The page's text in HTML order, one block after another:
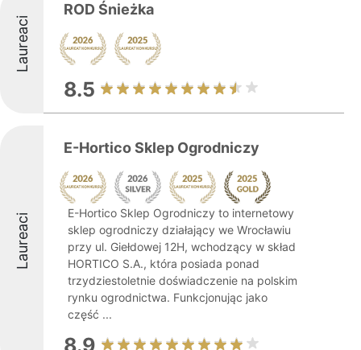
Laureaci
ROD Śnieżka
8.5
Laureaci
E-Hortico Sklep Ogrodniczy
E-Hortico Sklep Ogrodniczy to internetowy
sklep ogrodniczy działający we Wrocławiu
przy ul. Giełdowej 12H, wchodzący w skład
HORTICO S.A., która posiada ponad
trzydziestoletnie doświadczenie na polskim
rynku ogrodnictwa. Funkcjonując jako
część ...
8.9